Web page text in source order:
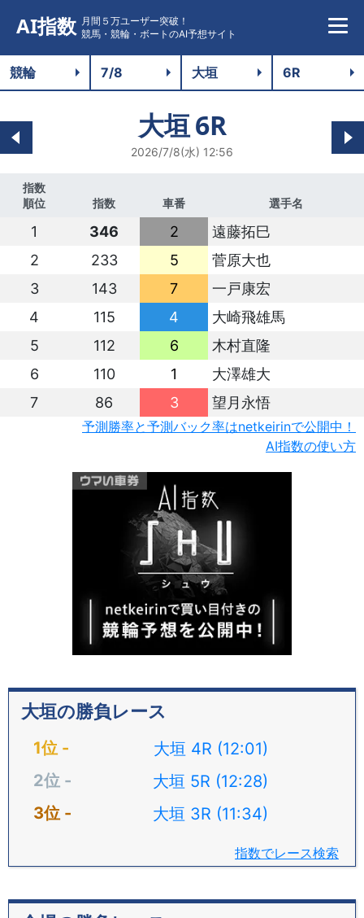
AI指数 月間５万ユーザー突破！
競馬・競輪・ボートのAI予想サイト
大垣6R
2026/7/8(水) 12:56
指数
順位
指数 車番 選手名
1 346 2
遠藤拓巳
2
233 5
菅原大也
3
143 7
一戸康宏
4
115 4
大崎飛雄馬
5
112 6
木村直隆
6
110 1
大澤雄大
7
86 3 望月永悟
予測勝率と予測バック率はnetkeirinで公開中！
AI指数の使い方
大垣の勝負レース
大垣 4R (12:01)
大垣 5R (12:28)
大垣 3R (11:34)
指数でレース検索